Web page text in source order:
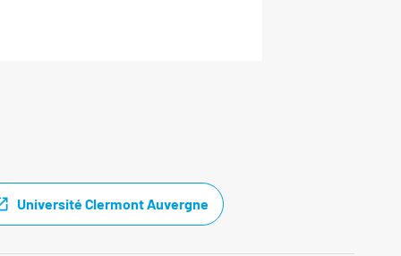
Université Clermont Auvergne